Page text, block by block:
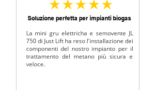
la note moyenne est 5 sur 5
Soluzione perfetta per impianti biogas
La mini gru elettricha e semovente JL
750 di Just Lift ha reso l'installazione dei
componenti del nostro impianto per il
trattamento del metano più sicura e
veloce.